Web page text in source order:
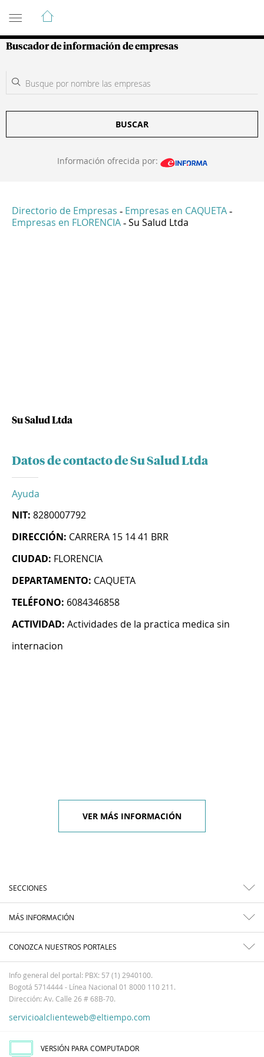
Guía de Empresas Colombianas
Buscador de información de empresas
BUSCAR
Información ofrecida por:
Directorio de Empresas - Empresas en CAQUETA -
Empresas en FLORENCIA - Su Salud Ltda
Su Salud Ltda
Datos de contacto de Su Salud Ltda
Ayuda
NIT: 8280007792
DIRECCIÓN: CARRERA 15 14 41 BRR
CIUDAD: FLORENCIA
DEPARTAMENTO: CAQUETA
TELÉFONO: 6084346858
ACTIVIDAD: Actividades de la practica medica sin
internacion
VER MÁS INFORMACIÓN
SECCIONES
MÁS INFORMACIÓN
CONOZCA NUESTROS PORTALES
Info general del portal: PBX: 57 (1) 2940100.
Bogotá 5714444 - Línea Nacional 01 8000 110 211.
Dirección: Av. Calle 26 # 68B-70.
servicioalclienteweb@eltiempo.com
VERSIÓN PARA COMPUTADOR